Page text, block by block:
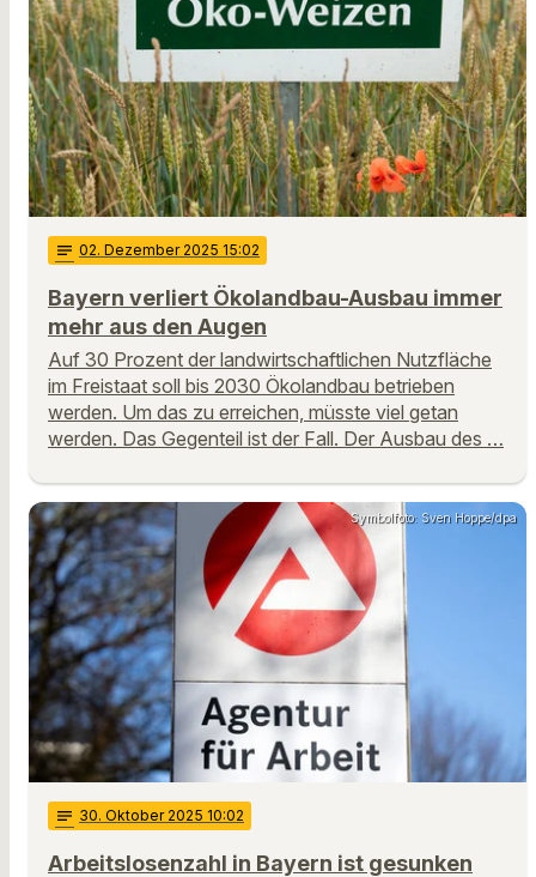
notes 02. Dezember 2025 15:02
Bayern verliert Ökolandbau-Ausbau immer
mehr aus den Augen
Auf 30 Prozent der landwirtschaftlichen Nutzfläche
im Freistaat soll bis 2030 Ökolandbau betrieben
werden. Um das zu erreichen, müsste viel getan
werden. Das Gegenteil ist der Fall. Der Ausbau des …
Symbolfoto: Sven Hoppe/dpa
notes 30. Oktober 2025 10:02
Arbeitslosenzahl in Bayern ist gesunken